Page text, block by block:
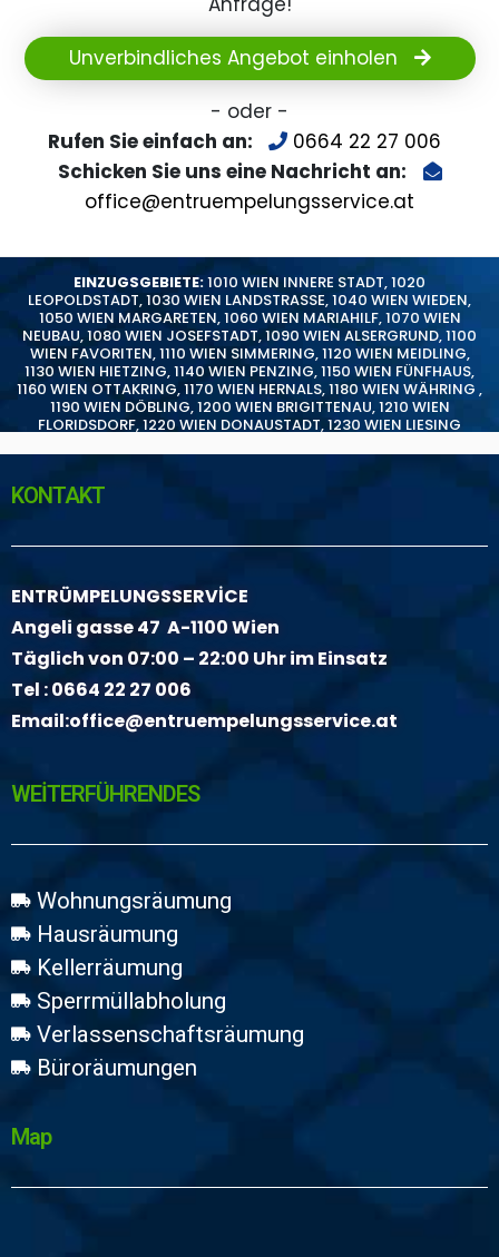
Unverbindliches Angebot einholen
- oder -
Rufen Sie einfach an:
0664 22 27 006
Schicken Sie uns eine Nachricht an:
office@entruempelungsservice.at
EINZUGSGEBIETE:1010 WIEN INNERE STADT,1020
LEOPOLDSTADT,1030 WIEN LANDSTRASSE,1040 WIEN WIEDEN,
1050 WIEN MARGARETEN,1060 WIEN MARIAHILF,1070 WIEN
NEUBAU,1080 WIEN JOSEFSTADT,1090 WIEN ALSERGRUND,1100
WIEN FAVORITEN,1110 WIEN SIMMERING,1120 WIEN MEIDLING,
1130 WIEN HIETZING,1140 WIEN PENZING,1150 WIEN FÜNFHAUS,
1160 WIEN OTTAKRING,1170 WIEN HERNALS,1180 WIEN WÄHRING ,
1190 WIEN DÖBLING,1200 WIEN BRIGITTENAU,1210 WIEN
FLORIDSDORF,1220 WIEN DONAUSTADT,1230 WIEN LIESING
KONTAKT
ENTRÜMPELUNGSSERVİCE
Angeli gasse 47 A-1100 Wien
Täglich von 07:00 – 22:00 Uhr im Einsatz
Tel :0664 22 27 006
Email:office@entruempelungsservice.at
WEİTERFÜHRENDES
Wohnungsräumung
Hausräumung
Kellerräumung
Sperrmüllabholung
Verlassenschaftsräumung
Büroräumungen
Map